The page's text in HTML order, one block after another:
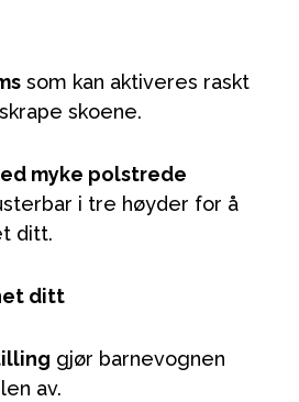
som kan aktiveres raskt
skoene.
myke polstrede
i tre høyder for å
ditt.
ditt
gjør barnevognen
av.